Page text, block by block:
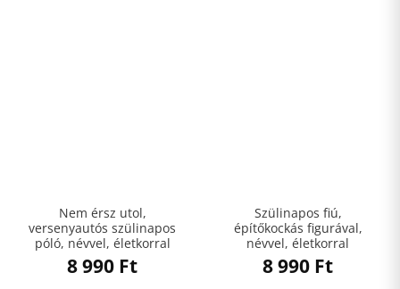
Nem érsz utol,
versenyautós szülinapos
póló, névvel, életkorral
8 990 Ft
Szülinapos fiú,
építőkockás figurával,
névvel, életkorral
8 990 Ft